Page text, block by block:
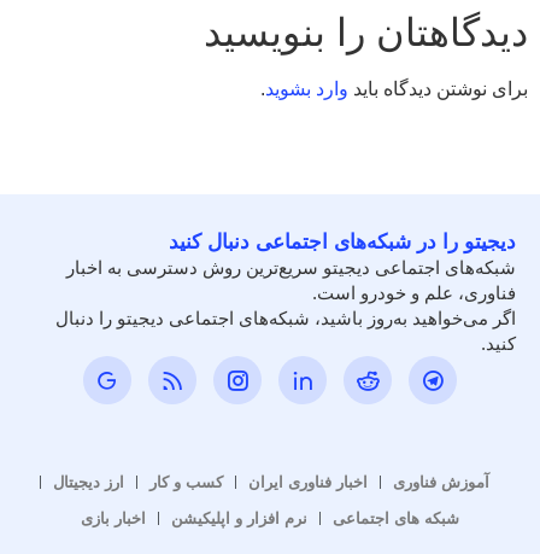
دیدگاهتان را بنویسید
برای نوشتن دیدگاه باید وارد بشوید.
دیجیتو را در شبکه‌های اجتماعی دنبال کنید
شبکه‌های اجتماعی دیجیتو سریع‌ترین روش دسترسی به اخبار
فناوری، علم و خودرو است.
اگر می‌خواهید به‌روز باشید، شبکه‌های اجتماعی دیجیتو را دنبال
کنید.
آموزش فناوری اخبار فناوری ایران کسب و کار
ارز دیجیتال
شبکه های اجتماعی
نرم افزار و اپلیکیشن اخبار بازی